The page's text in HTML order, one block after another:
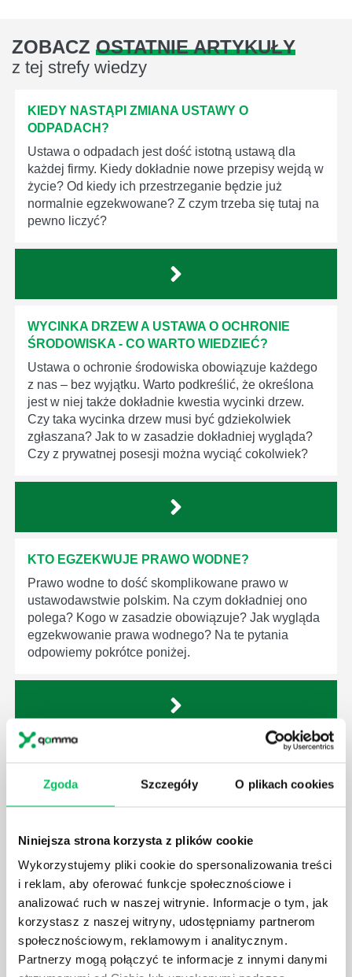
Zgoda Szczegóły O plikach cookies
Niniejsza strona korzysta z plików cookie
Wykorzystujemy pliki cookie do spersonalizowania treści
i reklam, aby oferować funkcje społecznościowe i
analizować ruch w naszej witrynie. Informacje o tym, jak
korzystasz z naszej witryny, udostępniamy partnerom
społecznościowym, reklamowym i analitycznym.
Partnerzy mogą połączyć te informacje z innymi danymi
ZOBACZ OSTATNIE ARTYKUŁY
z tej strefy wiedzy
KIEDY NASTĄPI ZMIANA USTAWY O
ODPADACH?
Ustawa o odpadach jest dość istotną ustawą dla
każdej firmy. Kiedy dokładnie nowe przepisy wejdą w
życie? Od kiedy ich przestrzeganie będzie już
normalnie egzekwowane? Z czym trzeba się tutaj na
pewno liczyć?
WYCINKA DRZEW A USTAWA O OCHRONIE
ŚRODOWISKA - CO WARTO WIEDZIEĆ?
Ustawa o ochronie środowiska obowiązuje każdego
z nas – bez wyjątku. Warto podkreślić, że określona
jest w niej także dokładnie kwestia wycinki drzew.
Czy taka wycinka drzew musi być gdziekolwiek
zgłaszana? Jak to w zasadzie dokładniej wygląda?
Czy z prywatnej posesji można wyciąć cokolwiek?
KTO EGZEKWUJE PRAWO WODNE?
Prawo wodne to dość skomplikowane prawo w
ustawodawstwie polskim. Na czym dokładniej ono
polega? Kogo w zasadzie obowiązuje? Jak wygląda
egzekwowanie prawa wodnego? Na te pytania
odpowiemy pokrótce poniżej.
MEDYCZNYCH?
społeczeństwa wprowadzane jest coraz więcej reguł,
które mają za zadanie poprawić poszczególne
dziedziny gospodarki. Dzięki nim wszystkie firmy
będą zobowiązane przestrzegać zasad, których
wprowadzenie dąży do ujednolicenia jakości
produktów, które trafiają do klientów.